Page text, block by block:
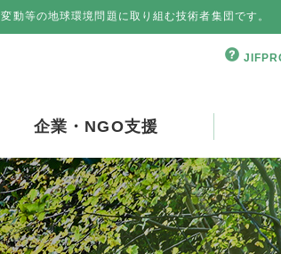
動等の地球環境問題に取り組む技術者集団です。
企業・NGO支援